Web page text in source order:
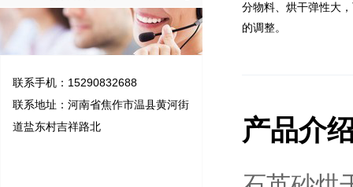
联系手机：15290832688
联系地址：河南省焦作市温县黄河街
道盐东村吉祥路北
分物料、烘干弹性大
的调整。
产品介